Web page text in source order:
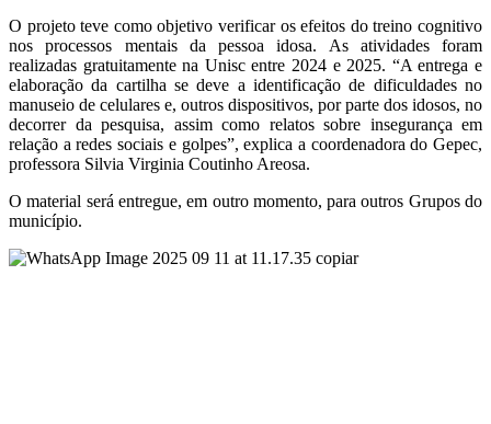
O projeto teve como objetivo verificar os efeitos do treino cognitivo
nos processos mentais da pessoa idosa. As atividades foram
realizadas gratuitamente na Unisc entre 2024 e 2025. “A entrega e
elaboração da cartilha se deve a identificação de dificuldades no
manuseio de celulares e, outros dispositivos, por parte dos idosos, no
decorrer da pesquisa, assim como relatos sobre insegurança em
relação a redes sociais e golpes”, explica a coordenadora do Gepec,
professora Silvia Virginia Coutinho Areosa.
O material será entregue, em outro momento, para outros Grupos do
município.